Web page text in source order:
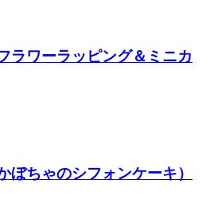
ラワーラッピング＆ミニカ
ぼちゃのシフォンケーキ）